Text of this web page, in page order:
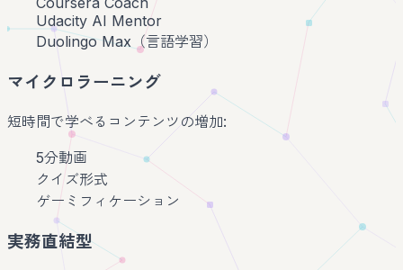
Udacity AI Mentor
Duolingo Max（言語学習）
マイクロラーニング
短時間で学べるコンテンツの増加:
5分動画
クイズ形式
ゲーミフィケーション
実務直結型